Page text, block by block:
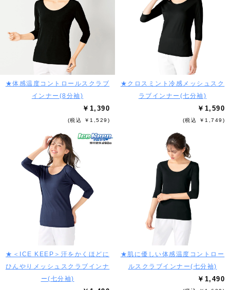
★体感温度コントロールスクラブ
インナー(8分袖)
￥1,390
(税込 ￥1,529)
★クロスミント冷感メッシュスク
ラブインナー(七分袖)
￥1,590
(税込 ￥1,749)
★＜ICE KEEP＞汗をかくほどに
ひんやりメッシュスクラブインナ
ー(七分袖)
★肌に優しい体感温度コントロー
ルスクラブインナー(七分袖)
￥1,490